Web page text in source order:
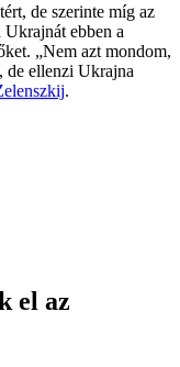
de szerinte míg az
Ukrajnát ebben a
„Nem azt mondom,
ellenzi Ukrajna
.
el az